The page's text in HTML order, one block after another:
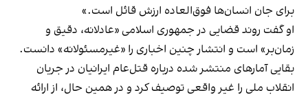
برای جان انسان‌ها فوق‌العاده ارزش قائل است.»
او گفت روند قضایی در جمهوری اسلامی «عادلانه، دقیق و
زمان‌بر» است و انتشار چنین اخباری را «غیرمسئولانه» دانست.
بقایی آمارهای منتشر شده درباره قتل‌عام ایرانیان در جریان
انقلاب ملی را غیر واقعی توصیف کرد و در همین حال، از ارائه